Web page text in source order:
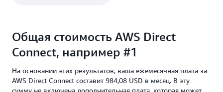
Общая стоимость AWS Direct
Connect, например #1
На основании этих результатов, ваша ежемесячная плата за
AWS Direct Connect составит 984,08 USD в месяц. В эту
сумму не включена дополнительная плата, которая может